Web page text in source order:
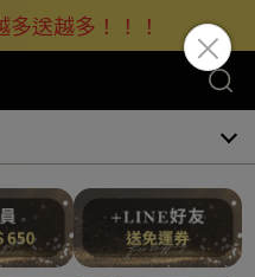
送越多！！！